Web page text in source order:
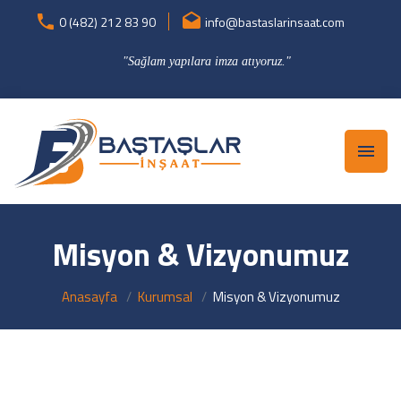
0 (482) 212 83 90 info@bastaslarinsaat.com
"Sağlam yapılara imza atıyoruz."
Misyon & Vizyonumuz
Anasayfa Kurumsal Misyon & Vizyonumuz